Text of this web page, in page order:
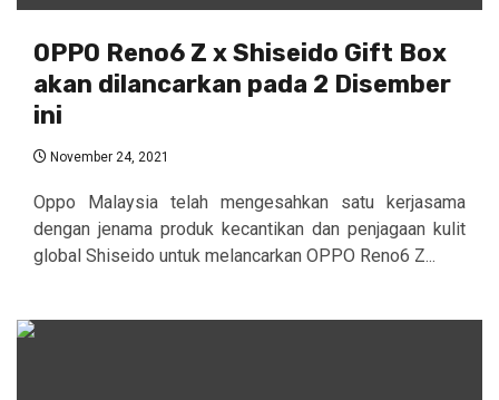
OPPO Reno6 Z x Shiseido Gift Box
akan dilancarkan pada 2 Disember
ini
November 24, 2021
Oppo Malaysia telah mengesahkan satu kerjasama
dengan jenama produk kecantikan dan penjagaan kulit
global Shiseido untuk melancarkan OPPO Reno6 Z...